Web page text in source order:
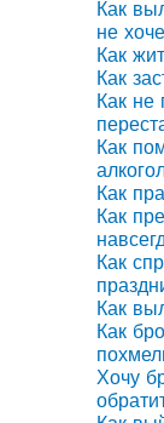
Как
не
Как
Как
Как не
Как
Как
Как
Как
Как
Как
Хочу